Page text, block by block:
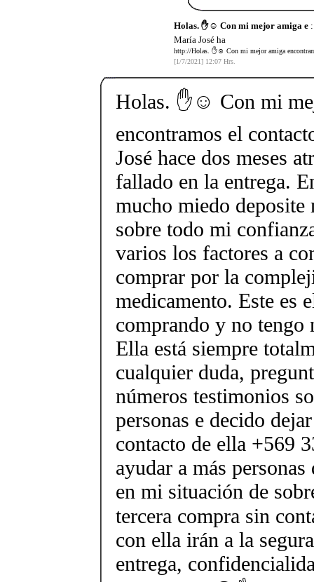
Holas. ✋☺️ Con mi mejor amiga e
María José ha
http://Holas. ✋☺️ Con mi mejor amiga
[1/7/2021] 12:07 Hrs.
Holas. ✋☺️ Con mi
encontramos el
José hace dos meses
fallado en la entrega.
mucho miedo
sobre todo mi
varios los factores a
comprar por la
medicamento. Este es
comprando y no tengo
Ella está siempre
cualquier duda,
números testimonios
personas e decido
contacto de ella +569
ayudar a más personas
en mi situación de
tercera compra sin
con ella irán a la
entrega,